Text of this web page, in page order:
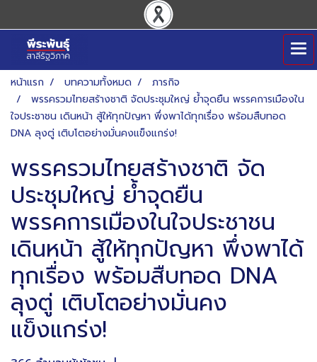
หน้าแรก บทความทั้งหมด
ภารกิจ
พรรครวมไทยสร้างชาติ จัดประชุมใหญ่ ย้ำจุดยืน พรรคการเมืองใน
ใจประชาชน เดินหน้า สู้ให้ทุกปัญหา พึ่งพาได้ทุกเรื่อง พร้อมสืบทอด
DNA ลุงตู่ เติบโตอย่างมั่นคงแข็งแกร่ง!
พรรครวมไทยสร้างชาติ จัด
ประชุมใหญ่ ย้ำจุดยืน
พรรคการเมืองในใจประชาชน
เดินหน้า สู้ให้ทุกปัญหา พึ่งพาได้
ทุกเรื่อง พร้อมสืบทอด DNA
ลุงตู่ เติบโตอย่างมั่นคง
แข็งแกร่ง!